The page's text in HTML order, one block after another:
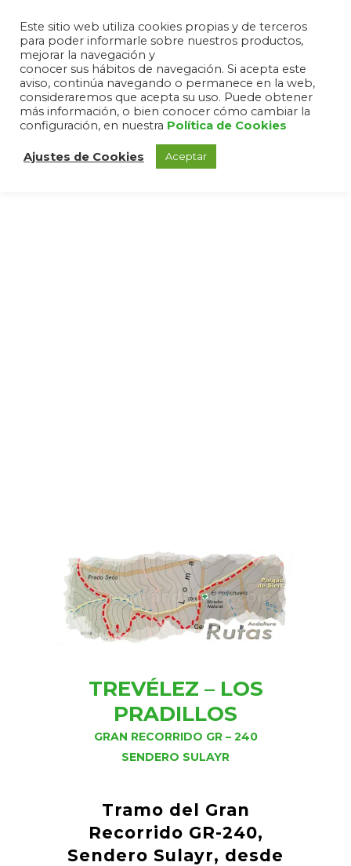
TREVÉLEZ – LOS
PRADILLOS
GRAN RECORRIDO GR – 240
SENDERO SULAYR
Tramo del Gran
Recorrido GR-240,
Sendero Sulayr, desde
Este sitio web utiliza cookies propias y de terceros
para poder informarle sobre nuestros productos,
mejorar la navegación y
conocer sus hábitos de navegación. Si acepta este
aviso, continúa navegando o permanece en la web,
consideraremos que acepta su uso. Puede obtener
más información, o bien conocer cómo cambiar la
configuración, en nuestra Política de Cookies
Ajustes de Cookies Aceptar